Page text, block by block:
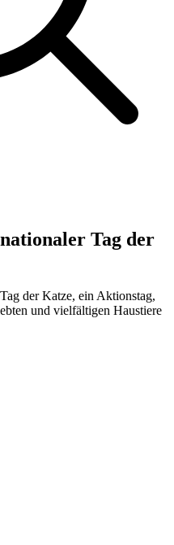
Tag der
der Katze, ein Aktionstag,
und vielfältigen Haustiere